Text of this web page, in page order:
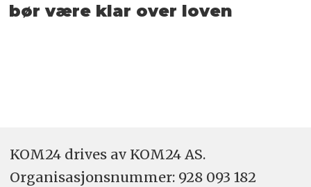
bør være klar over loven
KOM24 drives av KOM24 AS.
Organisasjons­nummer: 928 093 182